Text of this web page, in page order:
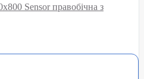
Sensor правобічна з